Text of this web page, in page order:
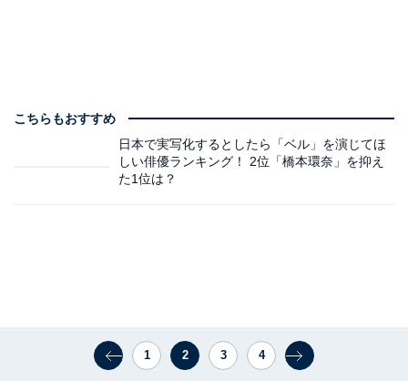
こちらもおすすめ
日本で実写化するとしたら「ベル」を演じてほ
しい俳優ランキング！ 2位「橋本環奈」を抑え
た1位は？
1 2 3 4